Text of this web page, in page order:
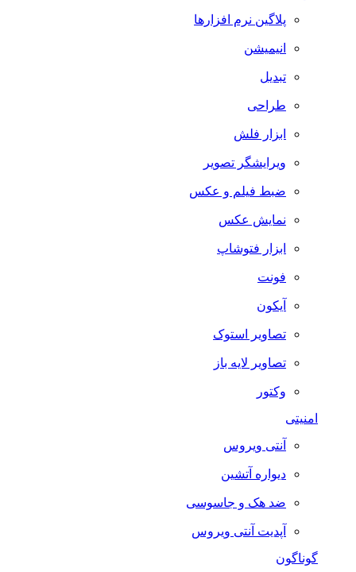
پلاگین نرم افزارها
انیمیشن
تبدیل
طراحی
ابزار فلش
ویرایشگر تصویر
ضبط فيلم و عكس
نمایش عکس
ابزار فتوشاپ
فونت
آیکون
تصاویر استوک
تصاویر لایه باز
وکتور
امنیتی
آنتی ویروس
دیواره آتشین
ضد هک و جاسوسی
آپدیت آنتی ویروس
گوناگون